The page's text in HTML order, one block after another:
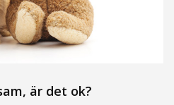
är det ok?